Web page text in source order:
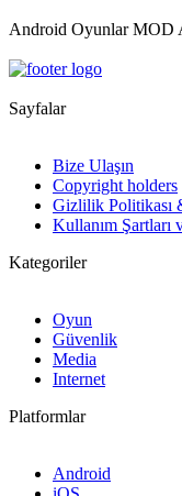
Android Oyunlar MOD
Sayfalar
Bize Ulaşın
Copyright holders
Gizlilik Politikası
Kullanım Şartları
Kategoriler
Oyun
Güvenlik
Media
Internet
Platformlar
Android